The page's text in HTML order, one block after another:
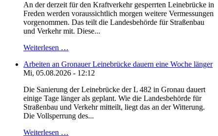
An der derzeit für den Kraftverkehr gesperrten Leinebrücke in
Freden werden voraussichtlich morgen weitere Vermessungen
vorgenommen. Das teilt die Landesbehörde für Straßenbau
und Verkehr mit. Diese...
Weiterlesen …
Arbeiten an Gronauer Leinebrücke dauern eine Woche länger
Mi, 05.08.2026 - 12:12
Die Sanierung der Leinebrücke der L 482 in Gronau dauert
einige Tage länger als geplant. Wie die Landesbehörde für
Straßenbau und Verkehr mitteilt, liegt das an der Witterung.
Die Vollsperrung des...
Weiterlesen …